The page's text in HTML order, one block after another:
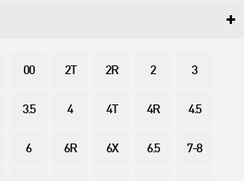
00 2T 2R 2 3
3.5 4 4T 4R 4.5
6 6R 6X 6.5 7-8